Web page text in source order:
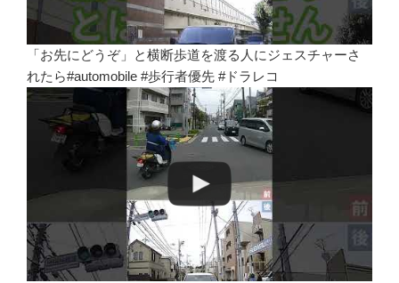
「お先にどうぞ」と横断歩道を渡る人にジェスチャーさ
れたら#automobile #歩行者優先 #ドラレコ